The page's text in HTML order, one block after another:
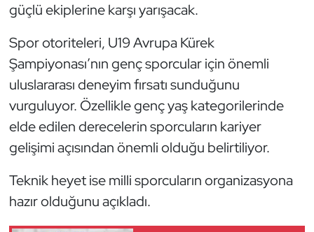
güçlü ekiplerine karşı yarışacak.
Spor otoriteleri, U19 Avrupa Kürek
Şampiyonası’nın genç sporcular için önemli
uluslararası deneyim fırsatı sunduğunu
vurguluyor. Özellikle genç yaş kategorilerinde
elde edilen derecelerin sporcuların kariyer
gelişimi açısından önemli olduğu belirtiliyor.
Teknik heyet ise milli sporcuların organizasyona
hazır olduğunu açıkladı.
Kempo
Kick Boks
Kürek
Masa Tenisi
Modern Pentatlon
Motor Sporları
Muay Thai